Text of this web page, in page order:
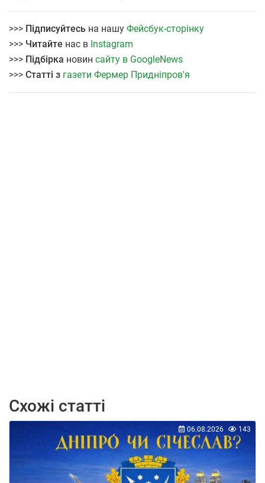
>>> Підписуйтесь на нашу Фейсбук-сторінку
>>> Читайте нас в Instagram
>>> Підбірка новин сайту в GoogleNews
>>> Статті з газети Фермер Придніпров'я
Схожі статті
06.08.2026 143